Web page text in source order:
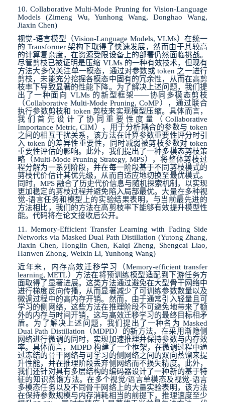
10. Collaborative Multi-Mode Pruning for Vision-Language
Models (Zimeng Wu, Yunhong Wang, Donghao Wang,
Jiaxin Chen)
视觉-语言模型（Vision-Language Models, VLMs）在统一
的 Transformer架构下取得了快速发展，然而由于其较高
的计算复杂度，在资源受限设备上的部署仍然面临挑战。
尽管剪枝已被证明是压缩 VLMs 的一种有效技术，但现有
方法大多仅关注单一模态，通过对参数或token 之一进行
剪枝，未能充分挖掘各模态中固有的冗余性，从而在高剪
枝率下导致显著的性能下降。为了解决上述问题，我们提
出了一种面向 VLMs 的新型框架——协同多模态剪枝
（Collaborative Multi-Mode Pruning, CoMP ），通过联合
执行参数剪枝和 token 剪枝来实现模型压缩。具体而言，
我们首先设计了协同重要性度量（ Collaborative
Importance Metric, CIM），用于分析耦合的参数与 token
之间的相互干扰关系，该方法在计算参数重要性评分时引
入 token 的差异性重要性，同时减弱被剪枝参数对 token
重要性评估的影响。此外，我们提出了一种多模态剪枝策
略（Multi-Mode Pruning Strategy, MPS），将整体剪枝过
程分解为一系列阶段，并在每一阶段基于不同剪枝模式的
剪枝代价估计其优先级，从而自适应地切换至最优模式。
同时， MPS 融合了历史代价信息与随机探索机制，以实现
更加稳定的剪枝过程并避免陷入局部最优。大量在多种视
觉-语言任务和模型上的实验结果表明，与当前最先进的
方法相比，我们的方法在高剪枝率下能够有效提升模型性
能。代码将在论文接收后公开。
11. Memory-Efficient Transfer Learning with Fading Side
Networks via Masked Dual Path Distillation (Yutong Zhang,
Jiaxin Chen, Honglin Chen, Kaiqi Zheng, Shengcai Liao,
Hanwen Zhong, Weixin Li, Yunhong Wang)
近年来，内存高效迁移学习（Memory-efficient transfer
learning, METL）方法在将预训练模型适配到下游任务方
面取得了显著进展。这类方法通过避免在大型骨干网络中
进行梯度反向传播，从而显著减少了可训练参数数量以及
微调过程中的高内存开销。然而，由于通常引入轻量且可
学习的侧网络，这些方法在推理阶段不可避免地带来了额
外的内存与时间开销，这与高效迁移学习的最终目标相矛
盾。为了解决上述问题，我们提出了一种名为 Masked
Dual Path Distillation （MDPD）的新方法，在采用渐隐侧
网络进行微调的同时，实现加速推理并保持参数与内存效
率。具体而言，MDPD构建了一个框架，在微调过程中通
过冻结的骨干网络与可学习的侧网络之间的双向蒸馏来提
升性能，并在推理阶段丢弃侧网络而不损失精度。此外，
我们还针对具有多层结构的编码器设计了一种新的基于特
征的知识蒸馏方法。在多个视觉/语言单模态及视觉-语言
多模态任务以及不同骨干网络上的大量实验表明，该方法
在保持参数规模与内存消耗相当的前提下，推理速度至少